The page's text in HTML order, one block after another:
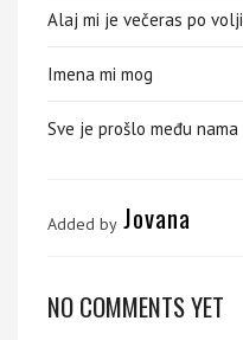
Alaj mi je večeras po volji
Imena mi mog
Sve je prošlo među nama
Added by Jovana
NO COMMENTS YET